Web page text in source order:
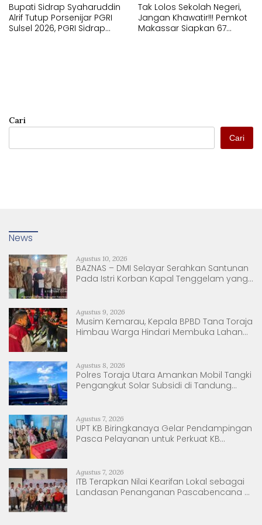
Bupati Sidrap Syaharuddin
Alrif Tutup Porsenijar PGRI
Sulsel 2026, PGRI Sidrap
Tak Lolos Sekolah Negeri,
Jangan Khawatir!!! Pemkot
Makassar Siapkan 67
Cari
Cari
News
Agustus 10, 2026
BAZNAS – DMI Selayar Serahkan Santunan
Pada Istri Korban Kapal Tenggelam yang
Agustus 9, 2026
Musim Kemarau, Kepala BPBD Tana Toraja
Himbau Warga Hindari Membuka Lahan
Agustus 8, 2026
Polres Toraja Utara Amankan Mobil Tangki
Pengangkut Solar Subsidi di Tandung
Agustus 7, 2026
UPT KB Biringkanaya Gelar Pendampingan
Pasca Pelayanan untuk Perkuat KB
Agustus 7, 2026
ITB Terapkan Nilai Kearifan Lokal sebagai
Landasan Penanganan Pascabencana di